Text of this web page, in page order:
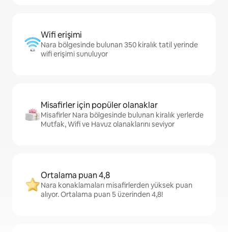
Wifi erişimi
Nara bölgesinde bulunan 350 kiralık tatil yerinde
wifi erişimi sunuluyor
Misafirler için popüler olanaklar
Misafirler Nara bölgesinde bulunan kiralık yerlerde
Mutfak, Wifi ve Havuz olanaklarını seviyor
Ortalama puan 4,8
Nara konaklamaları misafirlerden yüksek puan
alıyor. Ortalama puan 5 üzerinden 4,8!